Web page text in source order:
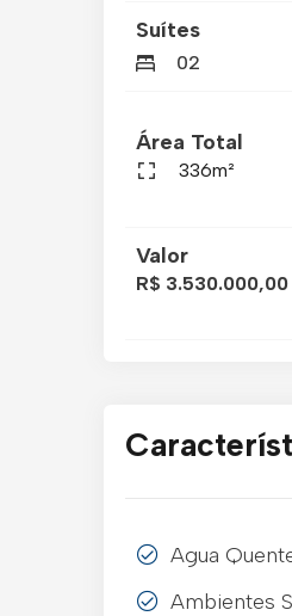
Suítes
02
Área Total
336m²
Valor
R$ 3.530.000,00
Agua
Ambientes